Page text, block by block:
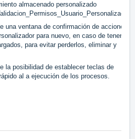
almacenado personalizado
una ventana de confirmación de acciones
para nuevo, en caso de tener
para evitar perderlos, eliminar y
la posibilidad de establecer teclas de
al a ejecución de los procesos.